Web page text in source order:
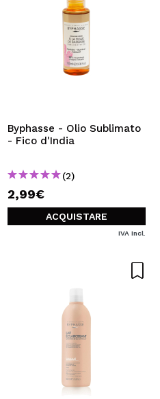
Byphasse - Olio Sublimato
- Fico d'India
(2)
2,99€
ACQUISTARE
IVA Incl.